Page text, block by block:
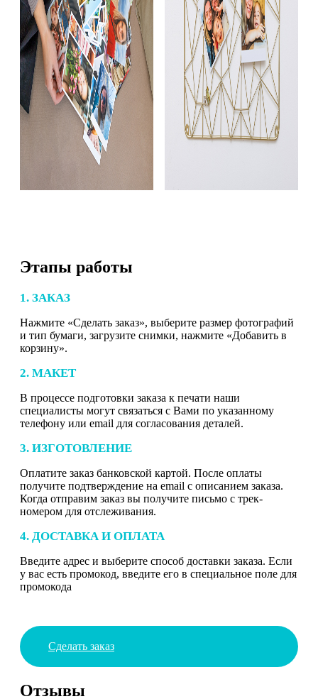
Этапы работы
1. ЗАКАЗ
Нажмите «Сделать заказ», выберите размер фотографий
и тип бумаги, загрузите снимки, нажмите «Добавить в
корзину».
2. МАКЕТ
В процессе подготовки заказа к печати наши
специалисты могут связаться с Вами по указанному
телефону или email для согласования деталей.
3. ИЗГОТОВЛЕНИЕ
Оплатите заказ банковской картой. После оплаты
получите подтверждение на email с описанием заказа.
Когда отправим заказ вы получите письмо с трек-
номером для отслеживания.
4. ДОСТАВКА И ОПЛАТА
Введите адрес и выберите способ доставки заказа. Если
у вас есть промокод, введите его в специальное поле для
промокода
Сделать заказ
Отзывы